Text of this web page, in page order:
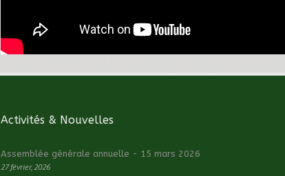
Activités & Nouvelles
Assemblée générale annuelle - 15 mars 2026
27 février, 2026